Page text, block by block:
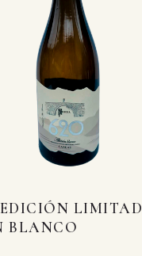
BLANCO